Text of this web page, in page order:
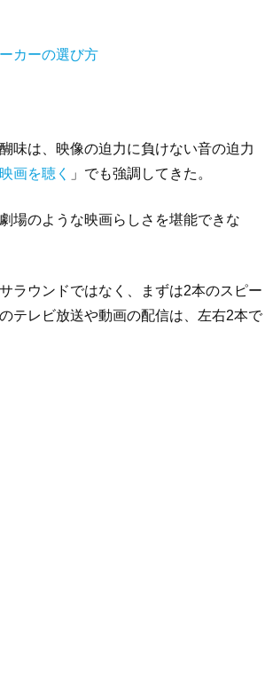
カーの選び方
味は、映像の迫力に負けない音の迫力
映画を聴く 」でも強調してきた。
場のような映画らしさを堪能できな
ラウンドではなく、まずは2本のスピー
テレビ放送や動画の配信は、左右2本で